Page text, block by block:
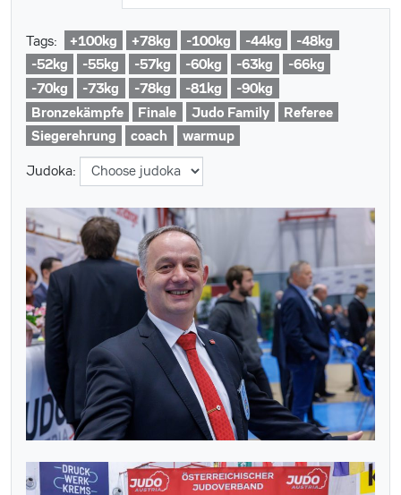
Tags: +100kg +78kg -100kg -44kg
-48kg
-52kg
-55kg -57kg -60kg -63kg
-66kg
-70kg
-73kg -78kg -81kg
-90kg
Bronzekämpfe
Finale Judo Family
Referee
Siegerehrung
coach warmup
Judoka: